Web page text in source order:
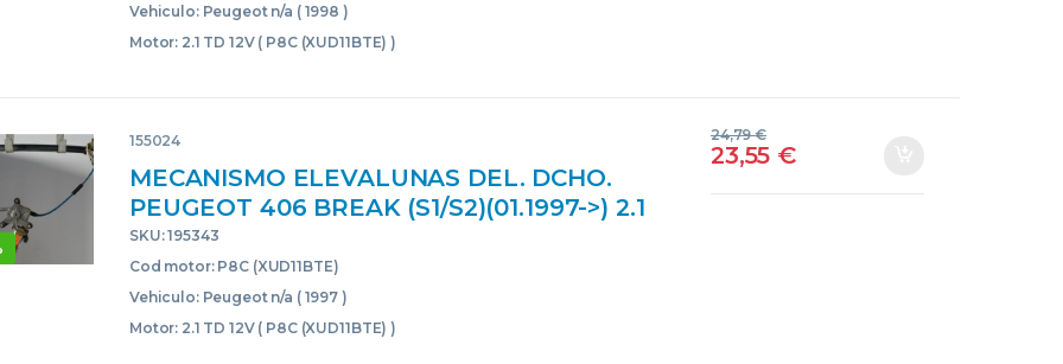
GEAR ASSY
Vehiculo: Peugeot n/a ( 1998 )
Motor: 2.1 TD 12V ( P8C (XUD11BTE) )
155024
MECANISMO ELEVALUNAS DEL. DCHO.
PEUGEOT 406 BREAK (S1/S2)(01.1997->) 2.1
TD 12V P8C (XUD11BTE) P8C(XUD11BTE)
AZUL NRF DELANTERAS DELANTEROS
DERECHAS DERECHOS MOTOR
SKU: 195343
Cod motor: P8C (XUD11BTE)
Vehiculo: Peugeot n/a ( 1997 )
Motor: 2.1 TD 12V ( P8C (XUD11BTE) )
23,55 €
24,79€